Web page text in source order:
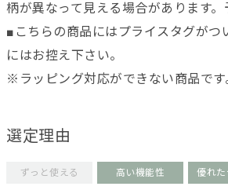
柄が異なって見える場合があります。
■こちらの商品にはプライスタグがつ
にはお控え下さい。
※ラッピング対応ができない商品です
選定理由
ずっと使える 高い機能性 優れた